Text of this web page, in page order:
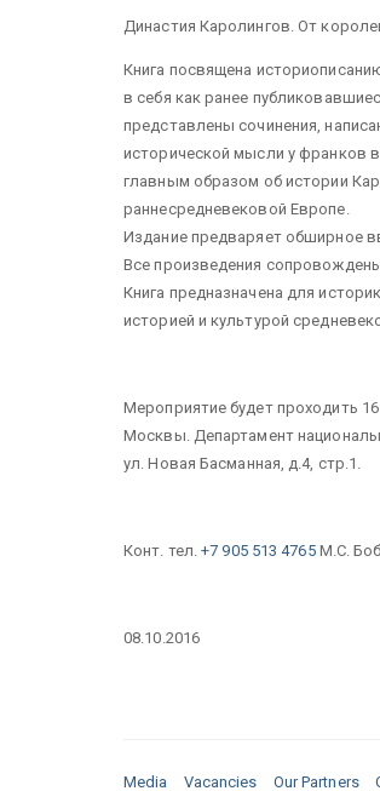
Династия Каролингов. От
Книга посвящена
в себя как ранее
представлены сочинения,
исторической мысли у франков
главным образом об истории
раннесредневековой Европе.
Издание предваряет обширное
Все произведения
Книга предназначена для
историей и культурой
Мероприятие будет проходить
Москвы. Департамент
ул. Новая Басманная, д.4, стр.1.
Конт. тел.+7 905 513 4765М.С.
08.10.2016
Media Vacancies Our Partners